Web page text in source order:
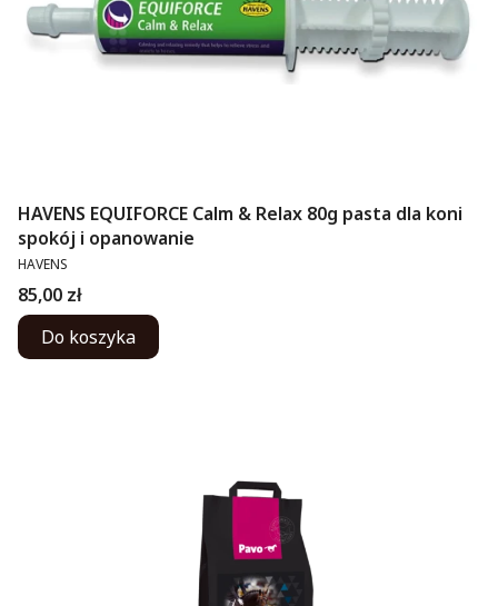
HAVENS EQUIFORCE Calm & Relax 80g pasta dla koni
spokój i opanowanie
PRODUCENT
HAVENS
Cena
85,00 zł
Do koszyka